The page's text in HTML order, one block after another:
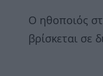
Ο ηθοποιός
βρίσκεται σε